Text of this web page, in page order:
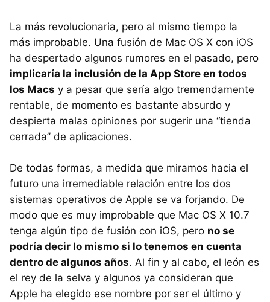
La más revolucionaria, pero al mismo tiempo la
más improbable. Una fusión de Mac OS X con iOS
ha despertado algunos rumores en el pasado, pero
implicaría la inclusión de la App Store en todos
los Macs y a pesar que sería algo tremendamente
rentable, de momento es bastante absurdo y
despierta malas opiniones por sugerir una “tienda
cerrada” de aplicaciones.
De todas formas, a medida que miramos hacia el
futuro una irremediable relación entre los dos
sistemas operativos de Apple se va forjando. De
modo que es muy improbable que Mac OS X 10.7
tenga algún tipo de fusión con iOS, pero no se
podría decir lo mismo si lo tenemos en cuenta
dentro de algunos años. Al fin y al cabo, el león es
el rey de la selva y algunos ya consideran que
Apple ha elegido ese nombre por ser el último y